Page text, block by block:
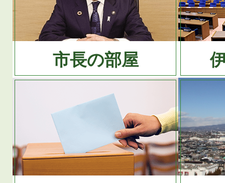
市長の部屋